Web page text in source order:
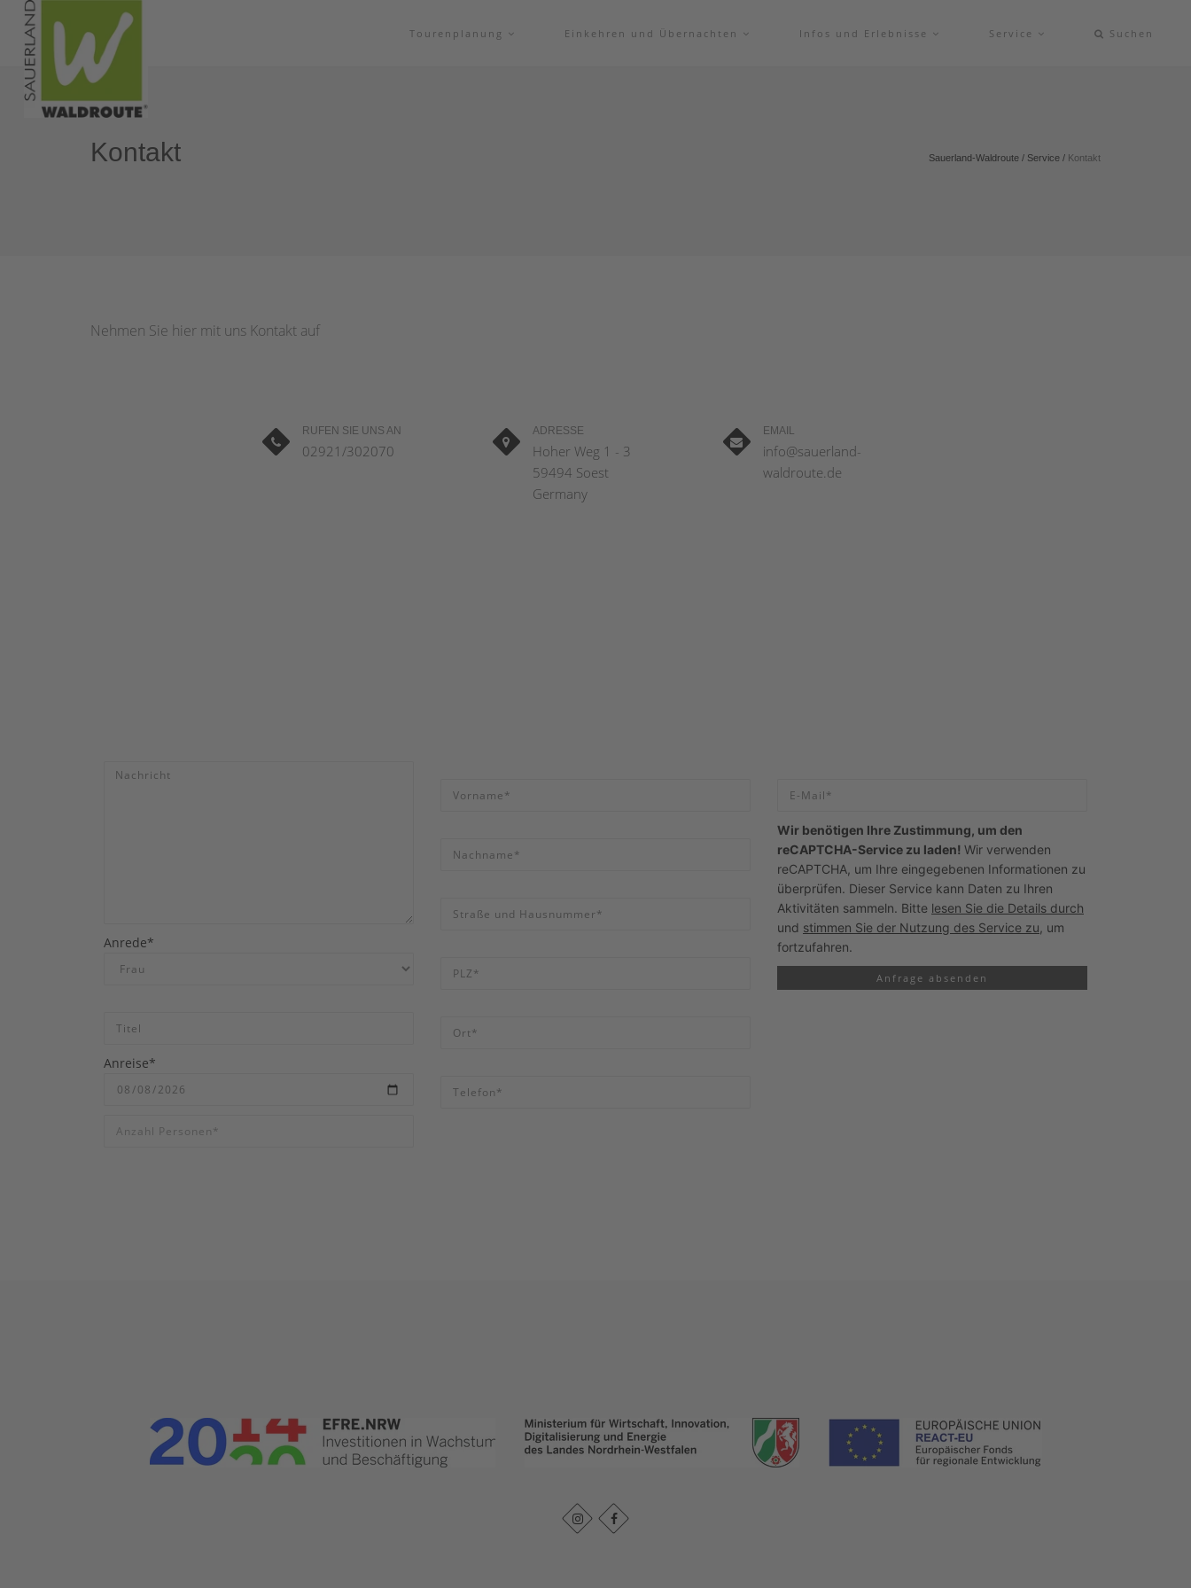
Tourenplanung Einkehren und Übernachten Infos und Erlebnisse Service Suchen
Kontakt Sauerland-Waldroute / Service / Kontakt
Nehmen Sie hier mit uns Kontakt auf
RUFEN SIE UNS AN
02921/302070
ADRESSE
Hoher Weg 1 - 3
59494 Soest
Germany
EMAIL
info@sauerland-
waldroute.de
Anrede*
Anreise*
Wir benötigen Ihre Zustimmung, um den
reCAPTCHA-Service zu laden! Wir verwenden
reCAPTCHA, um Ihre eingegebenen Informationen zu
überprüfen. Dieser Service kann Daten zu Ihren
Aktivitäten sammeln. Bitte lesen Sie die Details durch
und stimmen Sie der Nutzung des Service zu , um
fortzufahren.
Anfrage absenden